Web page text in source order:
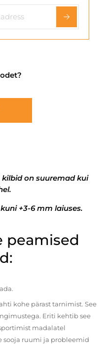
on suuremad kui
+3-6 mm laiuses.
peamised
kohe pärast tarnimist. See
Eriti kehtib see
madalatel
sooja ruumi ja probleemid